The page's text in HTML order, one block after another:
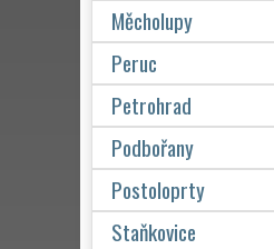
Měcholupy
Peruc
Petrohrad
Podbořany
Postoloprty
Staňkovice